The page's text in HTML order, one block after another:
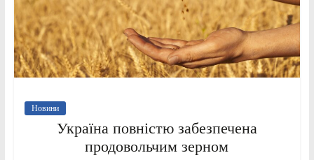
Новини
Україна повністю забезпечена
продовольчим зерном